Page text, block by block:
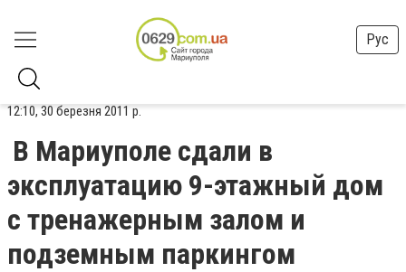
Рус
12:10, 30 березня 2011 р.
В Мариуполе сдали в
эксплуатацию 9-этажный дом
с тренажерным залом и
подземным паркингом